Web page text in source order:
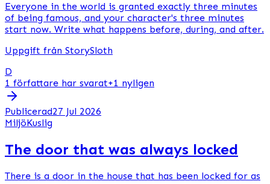
Everyone in the world is granted exactly three minutes
of being famous, and your character's three minutes
start now. Write what happens before, during, and after.
Uppgift från StorySloth
D
1 författare har svarat+1 nyligen
Publicerad27 Jul 2026
MiljöKuslig
The door that was always locked
There is a door in the house that has been locked for as